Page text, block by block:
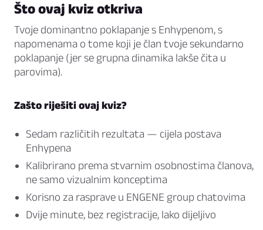
Što ovaj kviz otkriva
Tvoje dominantno poklapanje s Enhypenom, s
napomenama o tome koji je član tvoje sekundarno
poklapanje (jer se grupna dinamika lakše čita u
parovima).
Zašto riješiti ovaj kviz?
Sedam različitih rezultata — cijela postava
Enhypena
Kalibrirano prema stvarnim osobnostima članova,
ne samo vizualnim konceptima
Korisno za rasprave u ENGENE group chatovima
Dvije minute, bez registracije, lako dijeljivo